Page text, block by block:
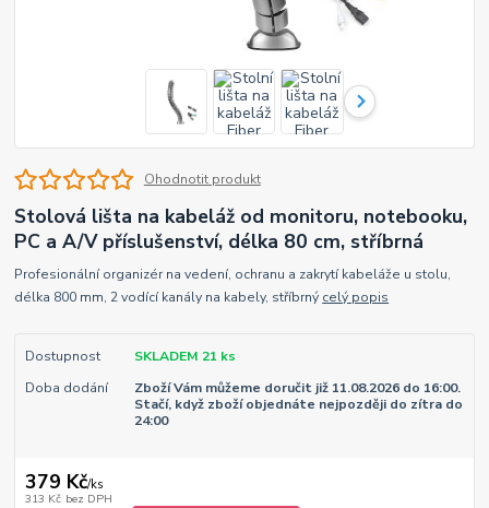
Ohodnotit produkt
Stolová lišta na kabeláž od monitoru, notebooku,
PC a A/V příslušenství, délka 80 cm, stříbrná
Profesionální organizér na vedení, ochranu a zakrytí kabeláže u stolu,
délka 800 mm, 2 vodící kanály na kabely, stříbrný celý popis
Dostupnost
SKLADEM 21 ks
Doba dodání
Zboží Vám můžeme doručit již 11.08.2026 do 16:00.
Stačí, když zboží objednáte nejpozději do zítra do
24:00
379 Kč/ks
313 Kč bez DPH